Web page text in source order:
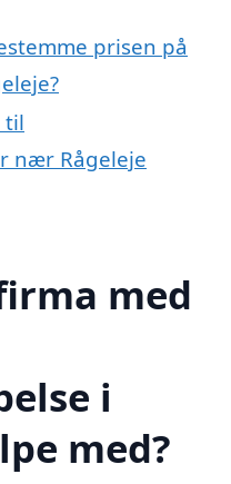
prisen på
til
nær Rågeleje
med
i
med?